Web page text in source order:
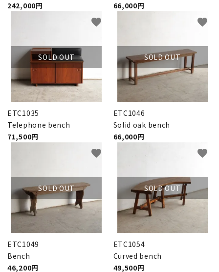
242,000円
66,000円
SOLD OUT
ETC1035
Telephone bench
71,500円
favorite
SOLD OUT
ETC1046
Solid oak bench
66,000円
favorite
SOLD OUT
ETC1049
Bench
46,200円
favorite
SOLD OUT
ETC1054
Curved bench
49,500円
favorite